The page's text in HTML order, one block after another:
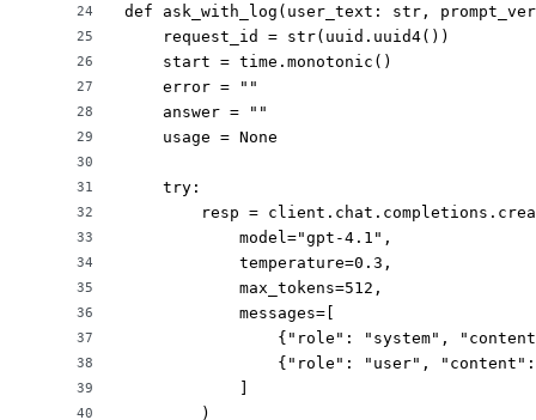
24
25
26
27
28
29
30
31
32
33
34
35
36
37
38
39
40
def ask_with_log(user_text: str,
    request_id = str(uuid.uuid4())
    start = time.monotonic()
    error = ""
    answer = ""
    usage = None
    try:
resp =
            model="gpt-4.1",
            temperature=0.3,
            max_tokens=512,
            messages=[
{"role": "system",
{"role": "user",
            ]
        )